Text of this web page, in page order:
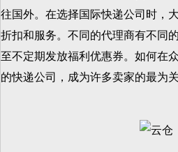
往国外。在选择国际快递公司时，
折扣和服务。不同的代理商有不同
至不定期发放福利优惠券。如何在
的快递公司，成为许多卖家的最为